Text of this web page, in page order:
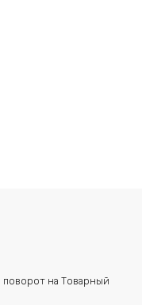
поворот на Товарный